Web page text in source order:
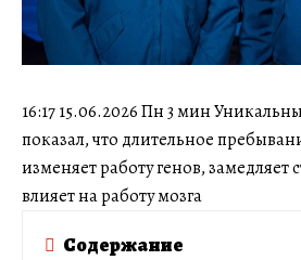
16:17 15.06.2026 Пн 3 мин
показал, что длительное
изменяет работу генов, замедляет
влияет на работу мозга
Содержание